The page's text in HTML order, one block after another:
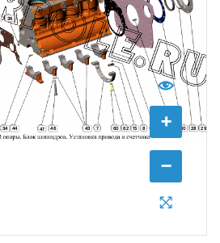
+
−
7 8 10
15 28 29
34
36
43
44 46
47 60 62